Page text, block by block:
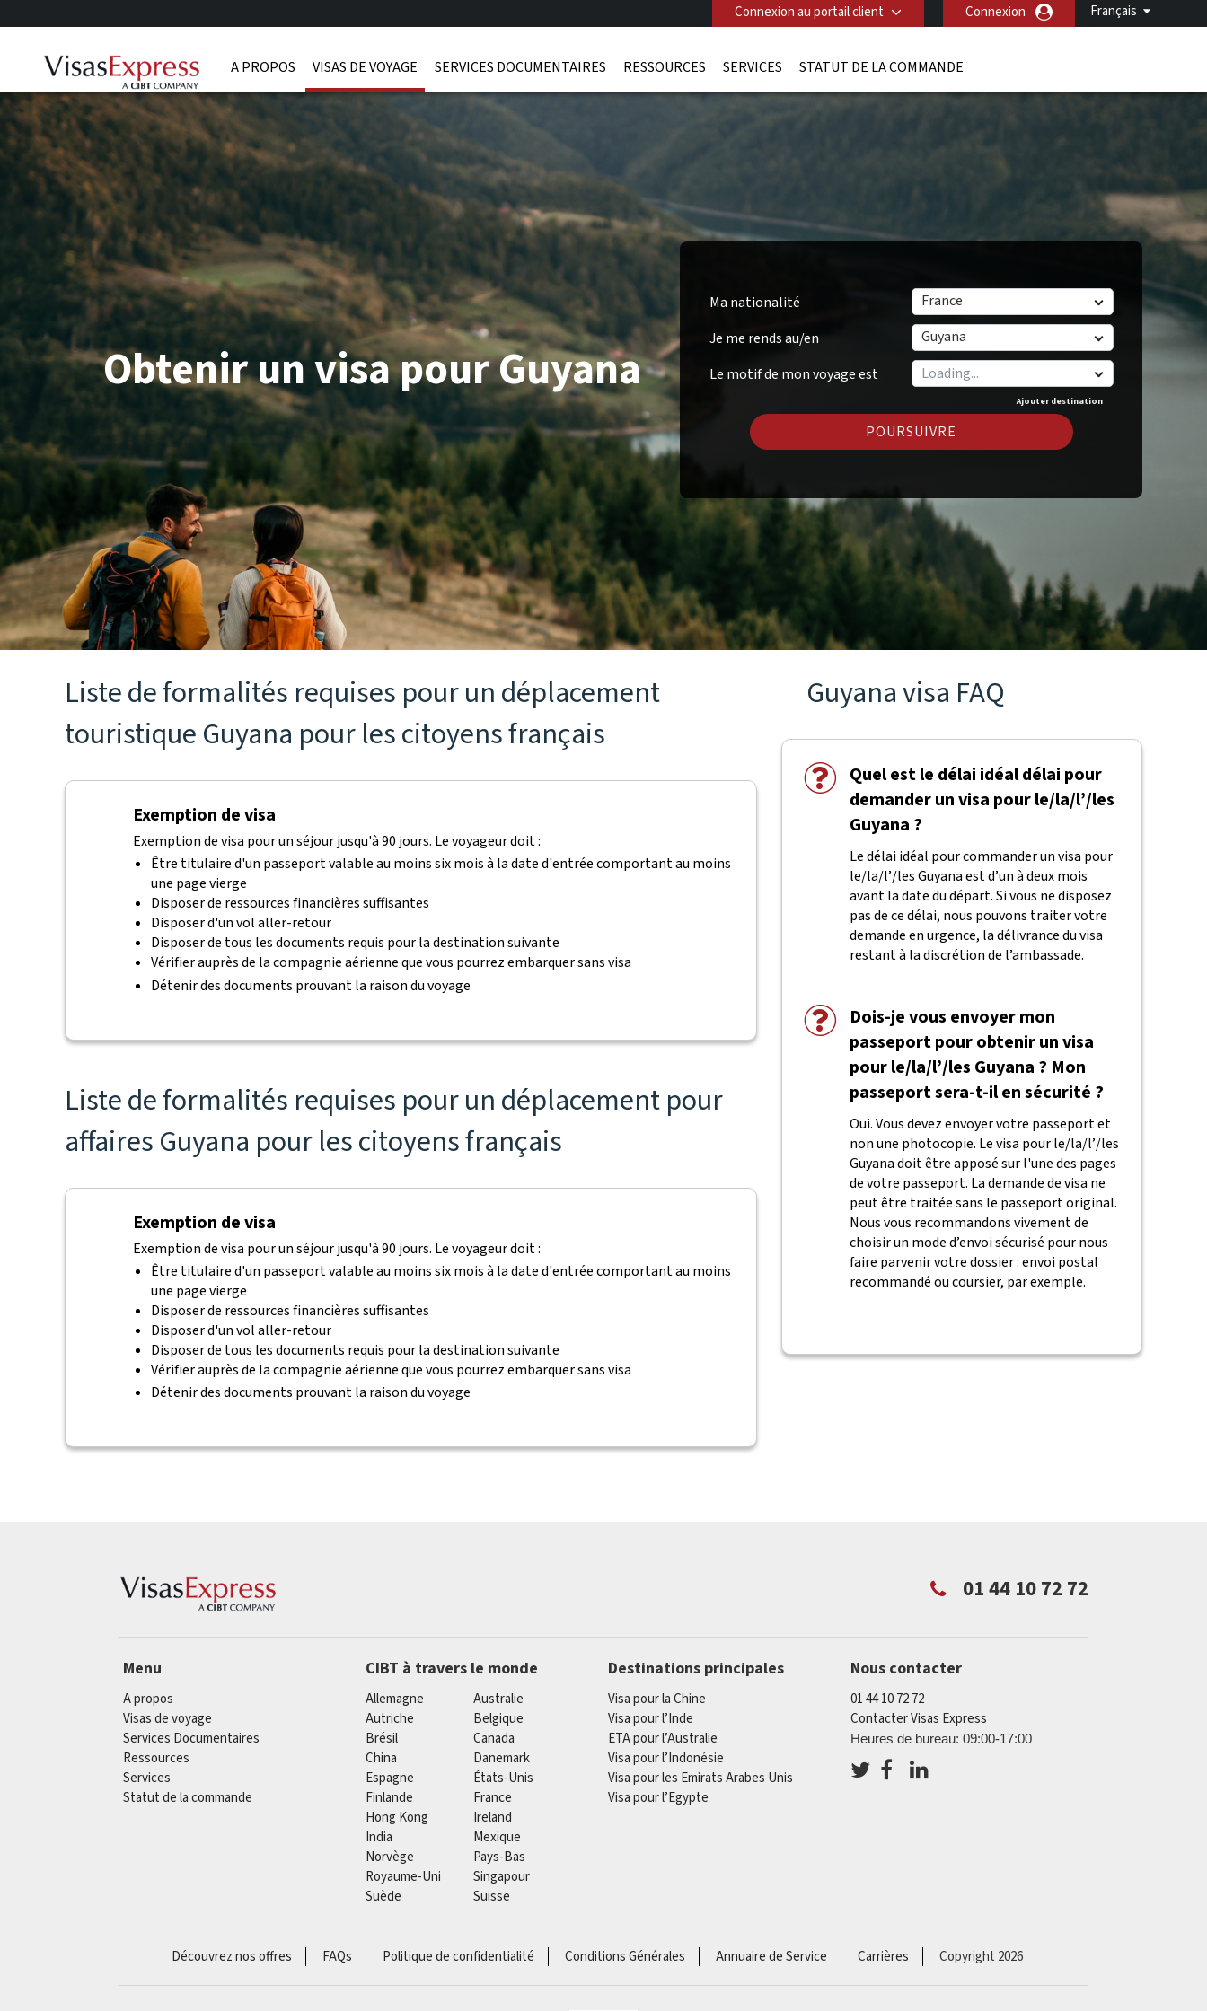
Français
Connexion au portail client Connexion
A PROPOS VISAS DE VOYAGE SERVICES DOCUMENTAIRES RESSOURCES SERVICES STATUT DE LA COMMANDE
Ma nationalité
France
Je me rends au/en
Guyana
Le motif de mon voyage est
Ajouter destination
POURSUIVRE
Obtenir un visa pour Guyana
Liste de formalités requises pour un déplacement
touristique Guyana pour les citoyens français
Exemption de visa
Exemption de visa pour un séjour jusqu'à 90 jours. Le voyageur doit :
Être titulaire d'un passeport valable au moins six mois à la date d'entrée comportant au moins
une page vierge
Disposer de ressources financières suffisantes
Disposer d'un vol aller-retour
Disposer de tous les documents requis pour la destination suivante
Vérifier auprès de la compagnie aérienne que vous pourrez embarquer sans visa
Détenir des documents prouvant la raison du voyage
Liste de formalités requises pour un déplacement pour
affaires Guyana pour les citoyens français
Exemption de visa
Exemption de visa pour un séjour jusqu'à 90 jours. Le voyageur doit :
Être titulaire d'un passeport valable au moins six mois à la date d'entrée comportant au moins
une page vierge
Disposer de ressources financières suffisantes
Disposer d'un vol aller-retour
Disposer de tous les documents requis pour la destination suivante
Vérifier auprès de la compagnie aérienne que vous pourrez embarquer sans visa
Détenir des documents prouvant la raison du voyage
Guyana visa FAQ
Quel est le délai idéal délai pour
demander un visa pour le/la/l’/les
Guyana ?
Le délai idéal pour commander un visa pour
le/la/l’/les Guyana est d’un à deux mois
avant la date du départ. Si vous ne disposez
pas de ce délai, nous pouvons traiter votre
demande en urgence, la délivrance du visa
restant à la discrétion de l’ambassade.
Dois-je vous envoyer mon
passeport pour obtenir un visa
pour le/la/l’/les Guyana ? Mon
passeport sera-t-il en sécurité ?
Oui. Vous devez envoyer votre passeport et
non une photocopie. Le visa pour le/la/l’/les
Guyana doit être apposé sur l'une des pages
de votre passeport. La demande de visa ne
peut être traitée sans le passeport original.
Nous vous recommandons vivement de
choisir un mode d’envoi sécurisé pour nous
faire parvenir votre dossier : envoi postal
recommandé ou coursier, par exemple.
01 44 10 72 72
Menu
A propos
Visas de voyage
Services Documentaires
Ressources
Services
Statut de la commande
CIBT à travers le monde
Allemagne
Australie
Autriche
Belgique
Brésil
Canada
China
Danemark
Espagne
États-Unis
Finlande
France
Hong Kong
Ireland
India
Mexique
Norvège
Pays-Bas
Royaume-Uni
Singapour
Suède
Suisse
Destinations principales
Visa pour la Chine
Visa pour l’Inde
ETA pour l’Australie
Visa pour l’Indonésie
Visa pour les Emirats Arabes Unis
Visa pour l’Egypte
Nous contacter
01 44 10 72 72
Contacter Visas Express
Heures de bureau: 09:00-17:00
Découvrez nos offres FAQs Politique de confidentialité Conditions Générales Annuaire de Service Carrières Copyright 2026